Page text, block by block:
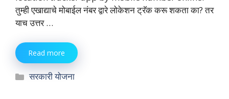
तुम्ही एखाद्याचे मोबाईल नंबर द्वारे लोकेशन ट्रॅक करू शकता का? तर
याच उत्तर …
Read more
Categories
सरकारी योजना